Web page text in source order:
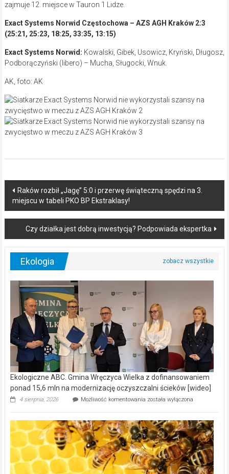
zajmuje 12. miejsce w Tauron 1 Lidze.
Exact Systems Norwid Częstochowa – AZS AGH Kraków 2:3
(25:21, 25:23, 18:25, 33:35, 13:15)
Exact Systems Norwid: Kowalski, Gibek, Usowicz, Kryński, Długosz,
Podborączyński (libero) – Mucha, Sługocki, Wnuk.
AK, foto: AK
Post
navigation
Raków rozbił „Jagę” 5:0 i przerwę świąteczną spędzi na 3.
miejscu w tabeli PKO BP Ekstraklasy!
Czy działka jest dobrą inwestycją? Podpowiada ekspertka
Ekologia
Ekologiczne ABC. Gmina Wręczyca Wielka z dofinansowaniem
ponad 15,6 mln na modernizację oczyszczalni ścieków [wideo]
4 sierpnia, 2026 Możliwość komentowania Ekologiczne
Wręczyca
Wielka
z
dofinansowaniem
ponad
15,6
została wyłączona